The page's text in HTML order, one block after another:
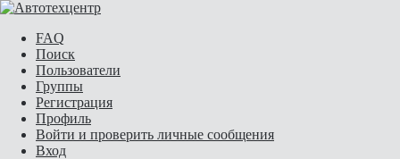
FAQ
Поиск
Пользователи
Группы
Регистрация
Профиль
Войти и проверить личные сообщения
Вход